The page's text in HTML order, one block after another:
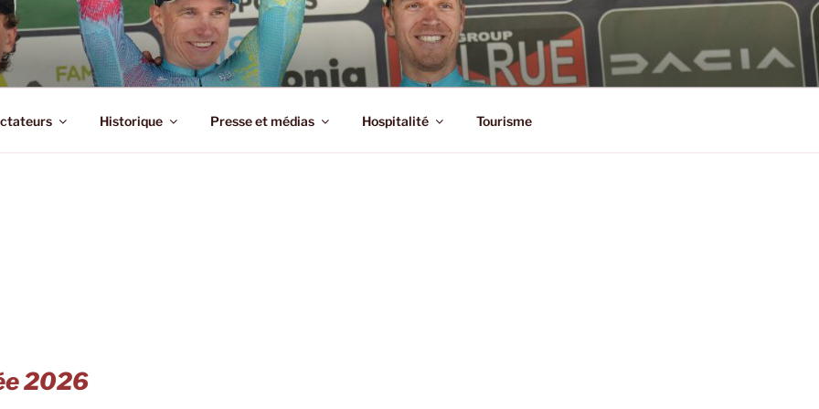
ARDENNE CLASSIC
Historique Presse et médias Hospitalité Tourisme
2026